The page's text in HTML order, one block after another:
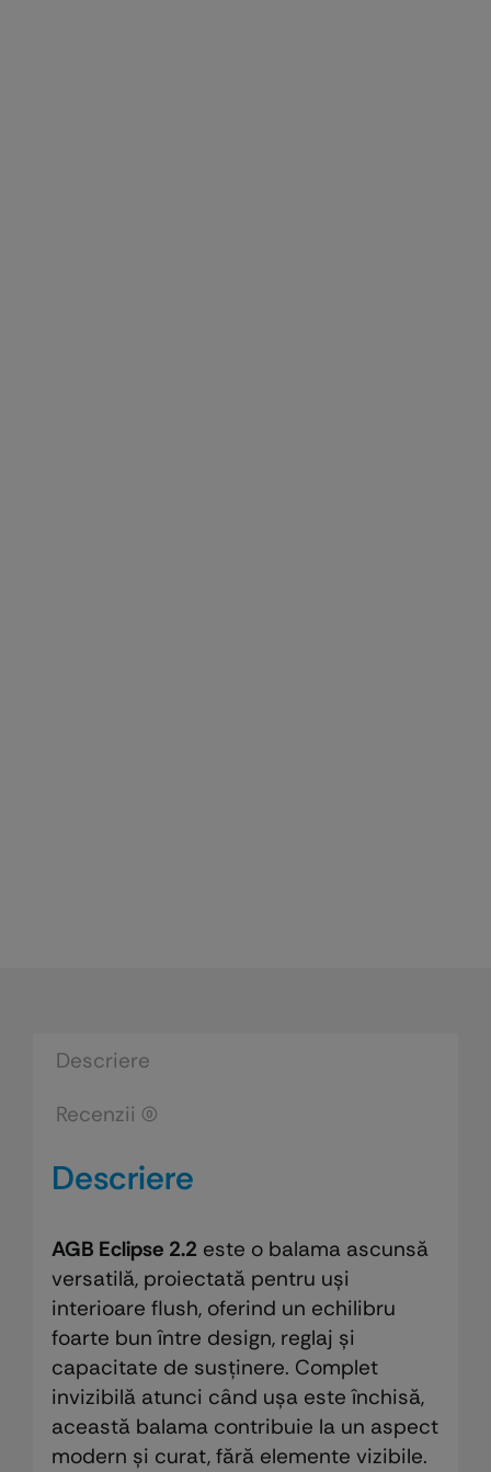
Descriere
Recenzii (0)
Descriere
AGB Eclipse 2.2 este o balama ascunsă
versatilă, proiectată pentru uși
interioare flush, oferind un echilibru
foarte bun între design, reglaj și
capacitate de susținere. Complet
invizibilă atunci când ușa este închisă,
această balama contribuie la un aspect
modern și curat, fără elemente vizibile.